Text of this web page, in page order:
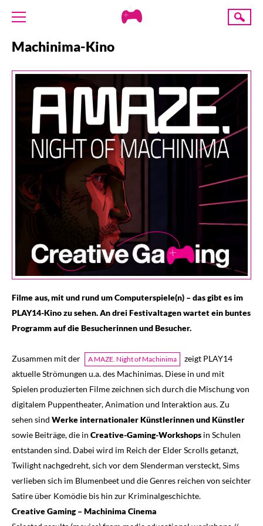
Creative
ÜBER UNS
AKTUELLES
TERMINE
ANGEBOTE
PROJEKTE
PRESSE
SPENDE
Suche
Machinima-Kino
Filme aus, mit und rund um Computerspiele(n) – das gibt es im
PLAY14-Kino zu sehen. An drei Festivaltagen wartet ein buntes
Programm auf die Besucherinnen und Besucher.
Zusammen mit der A MAZE. Night of Machinima
zeigt PLAY14
aktuelle Strömungen u.a. des Machinimas. Diese in und mit
Spielen produzierten Filme zeichnen sich durch die Mischung von
digitalem Puppentheater, Animation und Interaktion aus. Zu
sehen sind Werke internationaler Künstlerinnen und Künstler
sowie Beiträge, die in Creative-Gaming-Workshops in Schulen
entstanden sind. Dabei wird im Reich der Elder Scrolls getanzt,
Twilight nachgedreht, sich vor dem Slenderman versteckt, Sims
verlieben sich im Blumenbeet und die Genres reichen von seichter
Satire über Komödie bis hin zur Kriminalgeschichte.
Creative Gaming – Machinima Cinema